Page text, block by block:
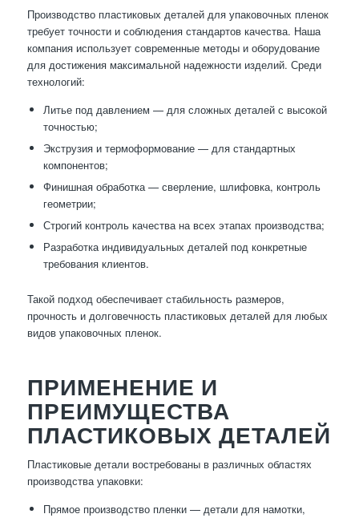
Производство пластиковых деталей для упаковочных пленок
требует точности и соблюдения стандартов качества. Наша
компания использует современные методы и оборудование
для достижения максимальной надежности изделий. Среди
технологий:
Литье под давлением — для сложных деталей с высокой
точностью;
Экструзия и термоформование — для стандартных
компонентов;
Финишная обработка — сверление, шлифовка, контроль
геометрии;
Строгий контроль качества на всех этапах производства;
Разработка индивидуальных деталей под конкретные
требования клиентов.
Такой подход обеспечивает стабильность размеров,
прочность и долговечность пластиковых деталей для любых
видов упаковочных пленок.
ПРИМЕНЕНИЕ И
ПРЕИМУЩЕСТВА
ПЛАСТИКОВЫХ ДЕТАЛЕЙ
Пластиковые детали востребованы в различных областях
производства упаковки:
Прямое производство пленки — детали для намотки,